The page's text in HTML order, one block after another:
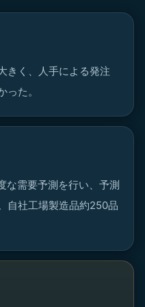
きく、人手による発注
た。
な需要予測を行い、予測
自社工場製造品約250品